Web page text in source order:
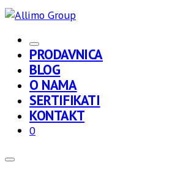
PRODAVNICA
BLOG
O NAMA
SERTIFIKATI
KONTAKT
0